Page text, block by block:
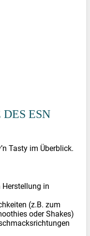
ESN
Tasty im Überblick.
in
(z.B. zum
oder Shakes)